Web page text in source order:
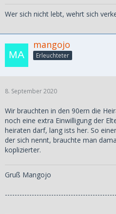
Wer sich nicht lebt, wehrt sich
mangojo
Erleuchteter
8. September 2020
Wir brauchten in den 90ern die
noch eine extra Einwilligung der
heiraten darf, lang ists her. So
der sich nennt, brauchte man
koplizierter.
Gruß Mangojo